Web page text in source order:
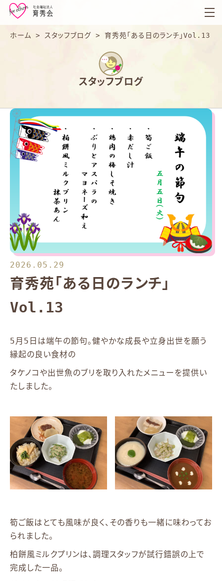
育
秀
会
ホーム > スタッフブログ > 育秀苑「ある日のランチ」Vol.13
スタッフブログ
2026.05.29
育秀苑「ある日のランチ」
Vol.13
5月5日は端午の節句。健やかな成長や立身出世を願う
縁起の良い食材の
タケノコや出世魚のブリを取り入れたメニューを提供い
たしました。
筍ご飯はとても風味が良く、その香りも一緒に味わってお
られました。
柏餅風ミルクプリンは、調理スタッフが試行錯誤の上で
完成した一品。